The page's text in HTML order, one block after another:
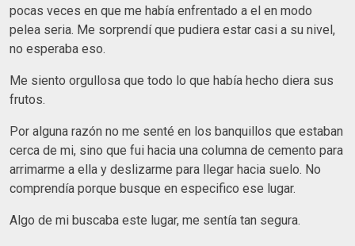
pocas veces en que me había enfrentado a el en modo
pelea seria. Me sorprendí que pudiera estar casi a su nivel,
no esperaba eso.
Me siento orgullosa que todo lo que había hecho diera sus
frutos.
Por alguna razón no me senté en los banquillos que estaban
cerca de mi, sino que fui hacia una columna de cemento para
arrimarme a ella y deslizarme para llegar hacia suelo. No
comprendía porque busque en especifico ese lugar.
Algo de mi buscaba este lugar, me sentía tan segura.